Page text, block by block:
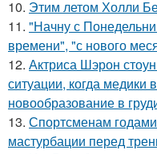
10. Этим летом Холли
11. "Начну с
времени", "с нового
12. Актриса Шэрон
ситуации, когда медики
новообразование в
13. Спортсменам годами
мастурбации перед